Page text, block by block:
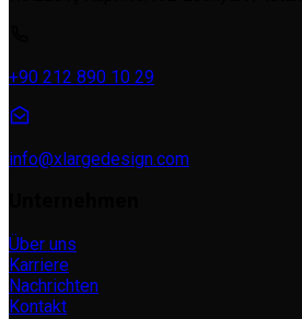
+90 212 890 10 29
info@xlargedesign.com
Über uns
Karriere
Nachrichten
Kontakt